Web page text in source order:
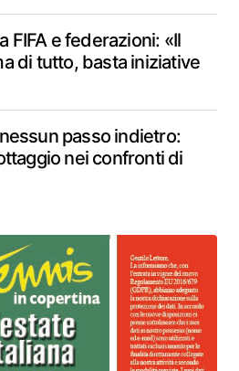
FIFA e federazioni: «Il
di tutto, basta iniziative
passo indietro:
nei confronti di